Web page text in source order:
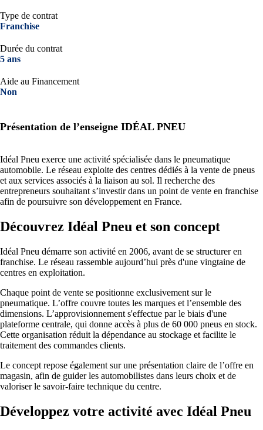
Type de contrat
Franchise
Durée du contrat
5 ans
Aide au Financement
Non
Présentation de l’enseigne IDÉAL PNEU
Idéal Pneu exerce une activité spécialisée dans le pneumatique
automobile. Le réseau exploite des centres dédiés à la vente de pneus
et aux services associés à la liaison au sol. Il recherche des
entrepreneurs souhaitant s’investir dans un point de vente en franchise
afin de poursuivre son développement en France.
Découvrez Idéal Pneu et son concept
Idéal Pneu démarre son activité en 2006, avant de se structurer en
franchise. Le réseau rassemble aujourd’hui près d'une vingtaine de
centres en exploitation.
Chaque point de vente se positionne exclusivement sur le
pneumatique. L’offre couvre toutes les marques et l’ensemble des
dimensions. L’approvisionnement s'effectue par le biais d'une
plateforme centrale, qui donne accès à plus de 60 000 pneus en stock.
Cette organisation réduit la dépendance au stockage et facilite le
traitement des commandes clients.
Le concept repose également sur une présentation claire de l’offre en
magasin, afin de guider les automobilistes dans leurs choix et de
valoriser le savoir-faire technique du centre.
Développez votre activité avec Idéal Pneu